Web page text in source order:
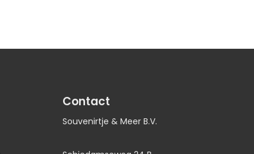
Contact
Souvenirtje & Meer B.V.